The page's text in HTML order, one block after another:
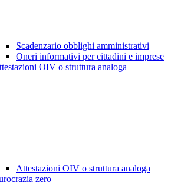
Scadenzario obblighi amministrativi
Oneri informativi per cittadini e imprese
OIV o struttura analoga
Attestazioni OIV o struttura analoga
zero